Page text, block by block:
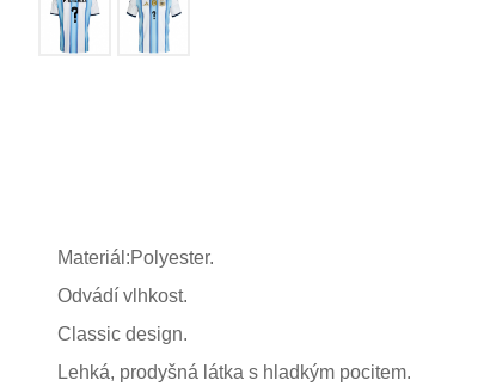
Materiál:Polyester.
Odvádí vlhkost.
Classic design.
Lehká, prodyšná látka s hladkým pocitem.